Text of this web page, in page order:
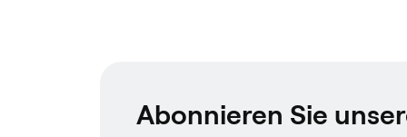
Abonnieren Sie